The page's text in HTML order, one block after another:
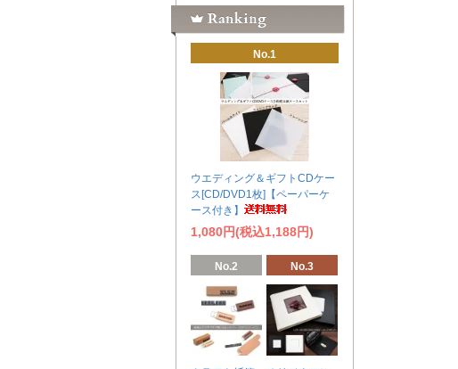
No.1
ウエディング＆ギフトCDケー
ス[CD/DVD1枚]【ペーパーケ
ース付き】
1,080円(税込1,188円)
No.2 No.3